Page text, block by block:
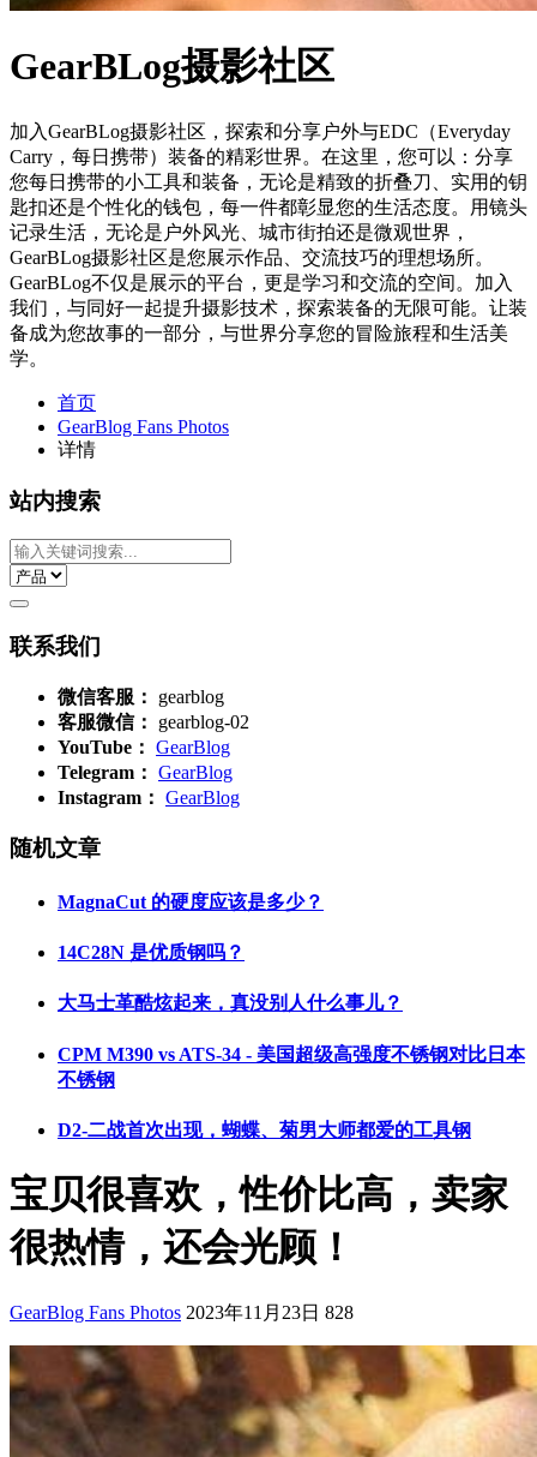
GearBLog摄影社区
加入GearBLog摄影社区，探索和分享户外与EDC（Everyday
Carry，每日携带）装备的精彩世界。在这里，您可以：分享
您每日携带的小工具和装备，无论是精致的折叠刀、实用的钥
匙扣还是个性化的钱包，每一件都彰显您的生活态度。用镜头
记录生活，无论是户外风光、城市街拍还是微观世界，
GearBLog摄影社区是您展示作品、交流技巧的理想场所。
GearBLog不仅是展示的平台，更是学习和交流的空间。加入
我们，与同好一起提升摄影技术，探索装备的无限可能。让装
备成为您故事的一部分，与世界分享您的冒险旅程和生活美
学。
首页
GearBlog Fans Photos
详情
站内搜索
联系我们
微信客服：
gearblog
客服微信：
gearblog-02
YouTube： GearBlog
Telegram： GearBlog
Instagram： GearBlog
随机文章
MagnaCut 的硬度应该是多少？
14C28N 是优质钢吗？
大马士革酷炫起来，真没别人什么事儿？
CPM M390 vs ATS-34 - 美国超级高强度不锈钢对比日本
不锈钢
D2-二战首次出现，蝴蝶、菊男大师都爱的工具钢
宝贝很喜欢，性价比高，卖家
很热情，还会光顾！
GearBlog Fans Photos 2023年11月23日 828